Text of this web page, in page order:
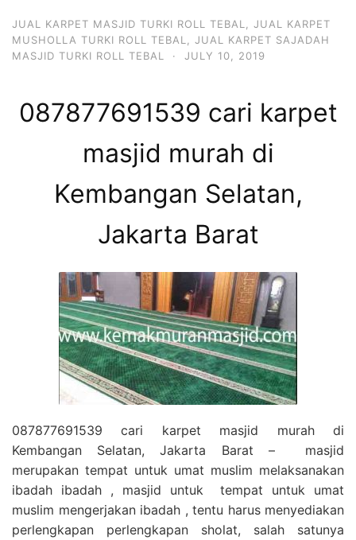
JUAL KARPET MASJID TURKI ROLL TEBAL
JUAL KARPET
MUSHOLLA TURKI ROLL TEBAL
JUAL KARPET SAJADAH
MASJID TURKI ROLL TEBAL
· JULY 10, 2019
087877691539 cari karpet
masjid murah di
Kembangan Selatan,
Jakarta Barat
087877691539 cari karpet masjid murah di
Kembangan Selatan, Jakarta Barat – masjid
merupakan tempat untuk umat muslim melaksanakan
ibadah ibadah , masjid untuk tempat untuk umat
muslim mengerjakan ibadah , tentu harus menyediakan
perlengkapan perlengkapan sholat, salah satunya